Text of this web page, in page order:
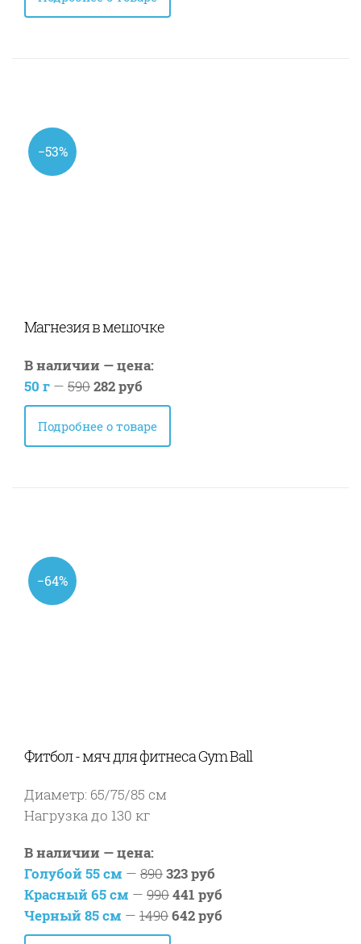
−53%
Магнезия в мешочке
В наличии — цена:
50 г — 590282 руб
Подробнее о товаре
−64%
Фитбол - мяч для фитнеса Gym Ball
Диаметр: 65/75/85 см
Нагрузка до 130 кг
В наличии — цена:
Голубой 55 см — 890323 руб
Красный 65 см — 990441 руб
Черный 85 см — 1490642 руб